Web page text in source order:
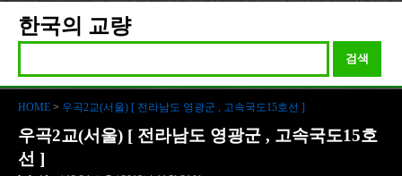
한국의 교량
검색
HOME > 우곡2교(서울) [ 전라남도 영광군 , 고속국도15호선 ]
우곡2교(서울) [ 전라남도 영광군 , 고속국도15호
선 ]